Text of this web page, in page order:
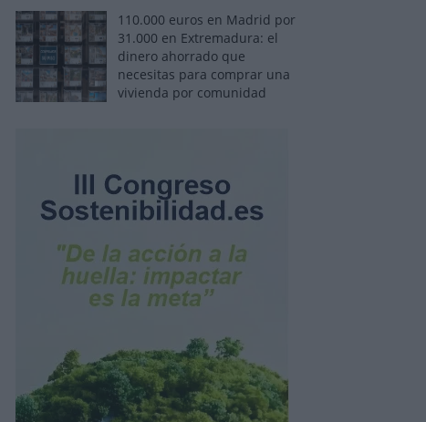
110.000 euros en Madrid por
31.000 en Extremadura: el
dinero ahorrado que
necesitas para comprar una
vivienda por comunidad